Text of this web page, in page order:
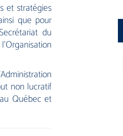
et stratégies
que pour
du
non lucratif
Québec et